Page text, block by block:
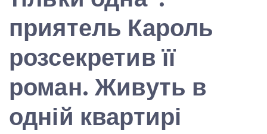
приятель Кароль
розсекретив її
роман. Живуть в
одній квартирі